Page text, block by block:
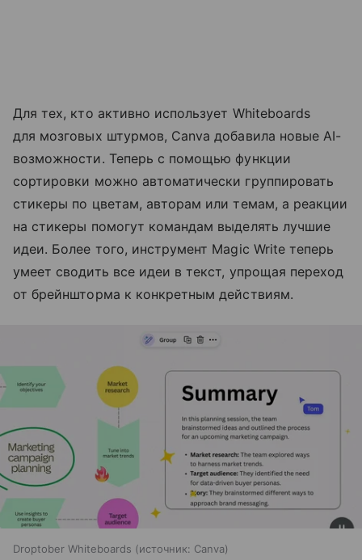
Для тех, кто активно использует Whiteboards
для мозговых штурмов, Canva добавила новые AI-
возможности. Теперь с помощью функции
сортировки можно автоматически группировать
стикеры по цветам, авторам или темам, а реакции
на стикеры помогут командам выделять лучшие
идеи. Более того, инструмент Magic Write теперь
умеет сводить все идеи в текст, упрощая переход
от брейншторма к конкретным действиям.
Droptober Whiteboards источник: Canva